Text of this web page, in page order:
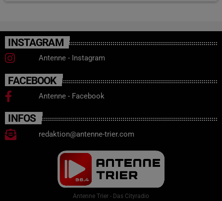
INSTAGRAM
Antenne - Instagram
FACEBOOK
Antenne - Facebook
INFOS
redaktion@antenne-trier.com
Antenne Trier - Das Cityradio